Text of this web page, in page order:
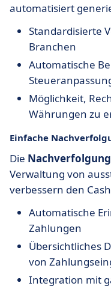
automatisiert
Standardisierte
Branchen
Automatische
Möglichkeit,
Währungen zu
Einfache
Die
Verwaltung von
verbessern den
Automatische
Zahlungen
Übersichtliches
von
Integration mit